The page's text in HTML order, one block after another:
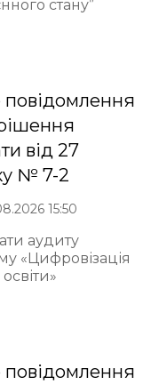
стану”
повідомлення
від 27
№ 7-2
15:50
аудиту
«Цифровізація
повідомлення